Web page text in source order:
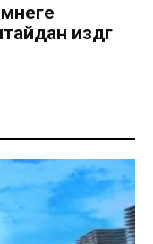
издөөгө